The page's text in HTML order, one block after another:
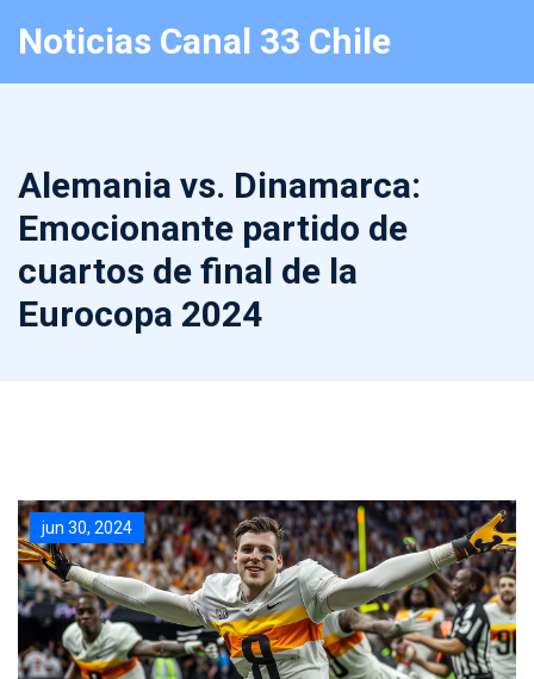
Noticias Canal 33 Chile
Alemania vs. Dinamarca:
Emocionante partido de
cuartos de final de la
Eurocopa 2024
jun 30, 2024